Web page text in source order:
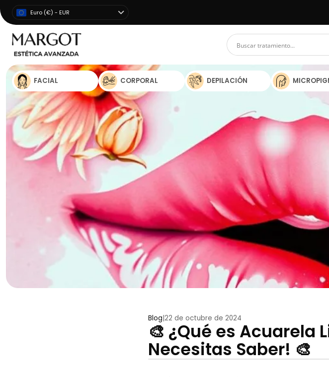
Euro (€) - EUR
FACIAL CORPORAL DEPILACIÓN
Blog 22 de octubre de 2024
🎨 ¿Qué es Acuarela
Necesitas Saber! 🎨